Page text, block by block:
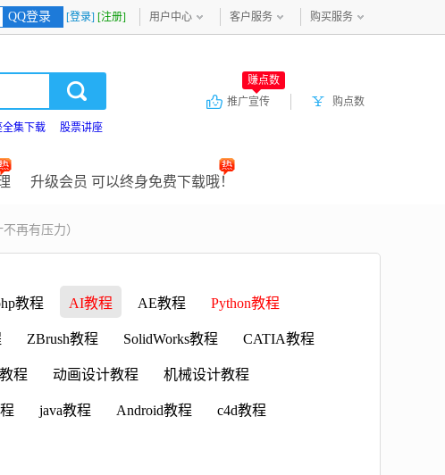
QQ登录 [登录] [注册] 用户中心 客户服务 购买服务
全集下载 股票讲座
购点数
推广宣传
赚点数
升级会员 可以终身免费下载哦！
再有压力）
教程 AI教程 AE教程 Python教程
ZBrush教程 SolidWorks教程 CATIA教程
程 动画设计教程 机械设计教程
java教程 Android教程 c4d教程